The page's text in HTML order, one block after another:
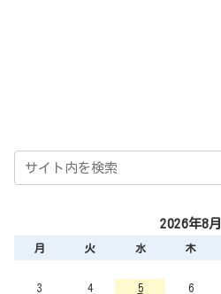
2026年8月
月 火 水 木
3
4 5 6